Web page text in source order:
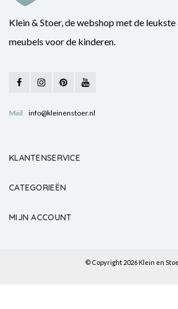
Klein & Stoer, de webshop met de leukste
meubels voor de kinderen.
Mail info@kleinenstoer.nl
KLANTENSERVICE
CATEGORIEËN
MIJN ACCOUNT
© Copyright 2026 Klein en